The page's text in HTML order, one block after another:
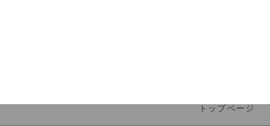
トップページ